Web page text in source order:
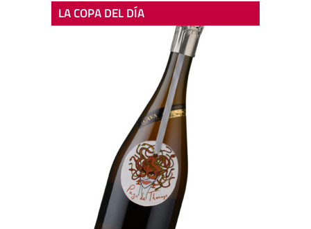
LA COPA DEL DÍA